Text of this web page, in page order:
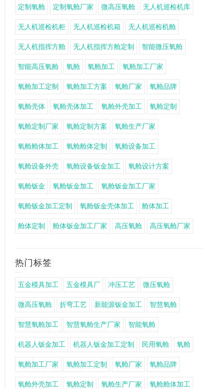
定制氧舱 定制氧舱厂家 微高压氧舱 无人机巡检机库
无人机巡检机柜 无人机巡检机箱 无人机巡检机舱
无人机指挥方舱 无人机指挥方舱定制 智能微压氧舱
智能高压氧舱 氧舱 氧舱加工 氧舱加工厂家
氧舱加工定制 氧舱加工方案 氧舱厂家 氧舱品牌
氧舱壳体 氧舱壳体加工 氧舱外壳加工 氧舱定制
氧舱定制厂家 氧舱定制方案 氧舱生产厂家
氧舱舱体加工 氧舱舱体定制 氧舱设备加工
氧舱设备外壳 氧舱设备钣金加工 氧舱设计方案
氧舱钣金 氧舱钣金加工 氧舱钣金加工厂家
氧舱钣金加工定制 氧舱钣金壳体加工 舱体加工
舱体定制 舱体钣金加工厂家 高压氧舱 高压氧舱厂家
热门标签
五金模具加工 五金模具厂 冲压工艺 微压氧舱
微高压氧舱 折弯工艺 新能源钣金加工 智慧氧舱
智慧氧舱加工 智慧氧舱生产厂家 智能氧舱
机器人钣金加工 机器人钣金加工定制 民用氧舱 氧舱
氧舱加工厂家 氧舱加工定制 氧舱厂家 氧舱品牌
氧舱外壳加工 氧舱定制 氧舱生产厂家 氧舱舱体加工